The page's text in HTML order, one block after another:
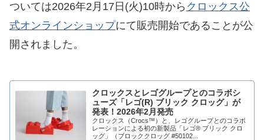
ついては2026年2月17日(火)10時から クロックス公
式オンラインショップにて販売開始であることが公
開されました。
クロックスとレゴグループとのコラボシ
ューズ「レゴ(R) ブリック クロッグ」が
発表！2026年2月発売
クロックス（Crocs™）と、レゴグループとのコラボ
レーションによる初の新製品「レゴ® ブリック クロ
ッグ」（ブロッククロッグ #50102...